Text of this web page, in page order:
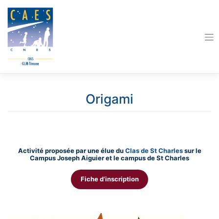
content
Origami
Activité proposée par une élue duClas de St Charlessur le
Campus Joseph Aiguier et le campus de St Charles
Fiche d’inscription